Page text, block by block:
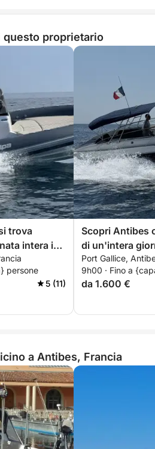
proprietario
trova
intera in
persone
5 (11)
Scopri Antibes
di un'intera
motoscafo.
Port Gallice,
9h00 · Fino a
da 1.600 €
a Antibes, Francia